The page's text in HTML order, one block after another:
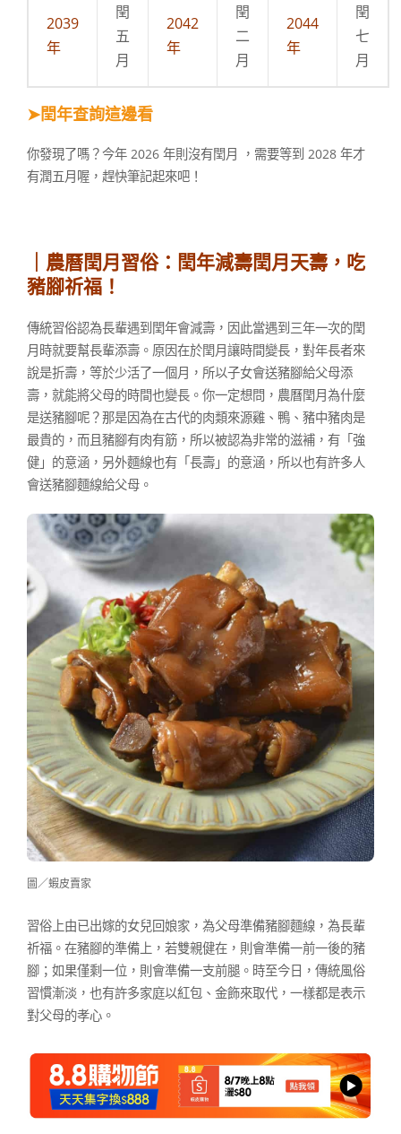
2039
年
閏
五
月
2042
年
閏
二
月
2044
年
閏
七
月
➤閏年查詢這邊看
你發現了嗎？今年 2026 年則沒有閏月 ，需要等到 2028 年才
有潤五月喔，趕快筆記起來吧！
｜農曆閏月習俗：閏年減壽閏月天壽，吃
豬腳祈福！
傳統習俗認為長輩遇到閏年會減壽，因此當遇到三年一次的閏
月時就要幫長輩添壽。原因在於閏月讓時間變長，對年長者來
說是折壽，等於少活了一個月，所以子女會送豬腳給父母添
壽，就能將父母的時間也變長。你一定想問，農曆閏月為什麼
是送豬腳呢？那是因為在古代的肉類來源雞、鴨、豬中豬肉是
最貴的，而且豬腳有肉有筋，所以被認為非常的滋補，有「強
健」的意涵，另外麵線也有「長壽」的意涵，所以也有許多人
會送豬腳麵線給父母。
圖／蝦皮賣家
習俗上由已出嫁的女兒回娘家，為父母準備豬腳麵線，為長輩
祈福。在豬腳的準備上，若雙親健在，則會準備一前一後的豬
腳；如果僅剩一位，則會準備一支前腿。時至今日，傳統風俗
習慣漸淡，也有許多家庭以紅包、金飾來取代，一樣都是表示
對父母的孝心。